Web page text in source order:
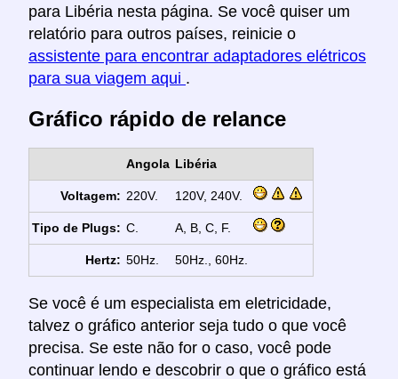
para Libéria nesta página. Se você quiser um
relatório para outros países, reinicie o
assistente para encontrar adaptadores elétricos
para sua viagem aqui .
Gráfico rápido de relance
Angola Libéria
Voltagem: 220V. 120V, 240V.
Tipo de Plugs: C. A, B, C, F.
Hertz: 50Hz. 50Hz., 60Hz.
Se você é um especialista em eletricidade,
talvez o gráfico anterior seja tudo o que você
precisa. Se este não for o caso, você pode
continuar lendo e descobrir o que o gráfico está